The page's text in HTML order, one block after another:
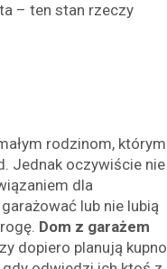
– ten stan rzeczy
rodzinom, którym
Jednak oczywiście nie
dla
lub nie lubią
Dom z garażem
dopiero planują kupno